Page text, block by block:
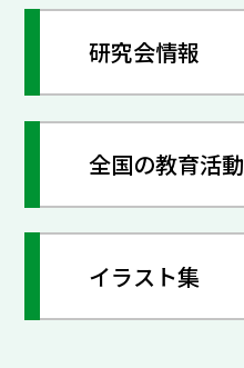
研究会情報
全国の教育活動
イラスト集